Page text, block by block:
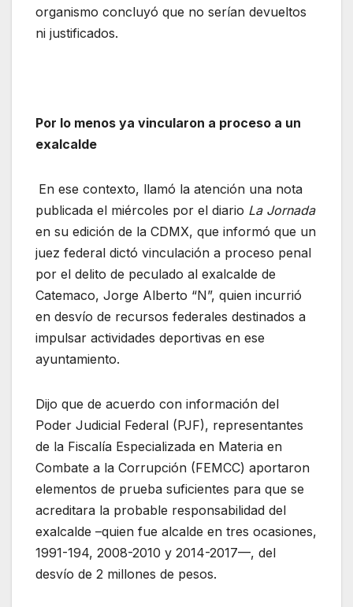
organismo concluyó que no serían devueltos
ni justificados.
Por lo menos ya vincularon a proceso a un
exalcalde
En ese contexto, llamó la atención una nota
publicada el miércoles por el diario La Jornada
en su edición de la CDMX, que informó que un
juez federal dictó vinculación a proceso penal
por el delito de peculado al exalcalde de
Catemaco, Jorge Alberto “N”, quien incurrió
en desvío de recursos federales destinados a
impulsar actividades deportivas en ese
ayuntamiento.
Dijo que de acuerdo con información del
Poder Judicial Federal (PJF), representantes
de la Fiscalía Especializada en Materia en
Combate a la Corrupción (FEMCC) aportaron
elementos de prueba suficientes para que se
acreditara la probable responsabilidad del
exalcalde –quien fue alcalde en tres ocasiones,
1991-194, 2008-2010 y 2014-2017—, del
desvío de 2 millones de pesos.